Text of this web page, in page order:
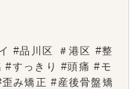
#品川区 ＃港区 #整
#すっきり #頭痛 #モ
み矯正 #産後骨盤矯